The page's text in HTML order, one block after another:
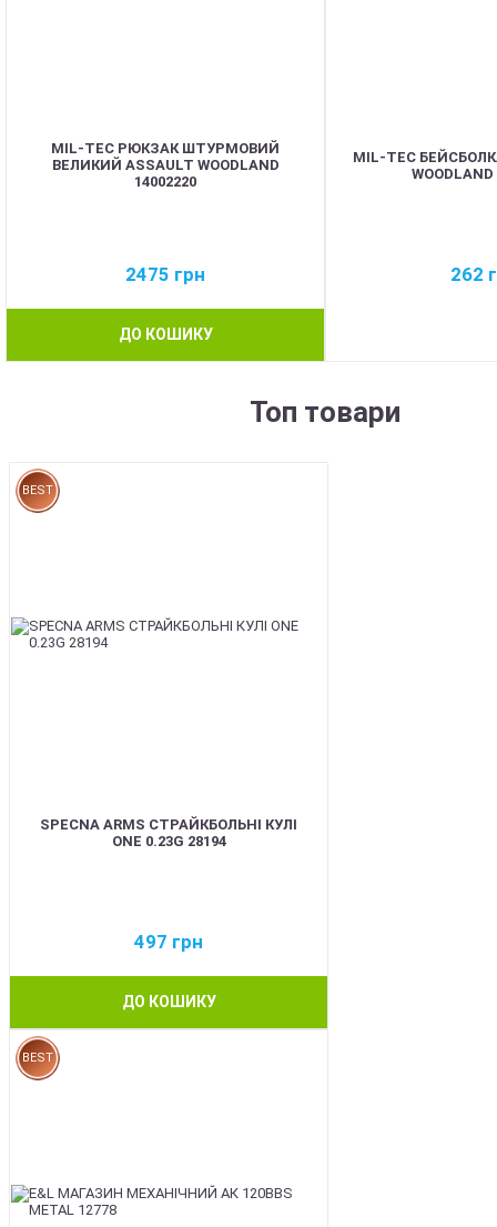
MIL-TEC РЮКЗАК ШТУРМОВИЙ
ВЕЛИКИЙ ASSAULT WOODLAND
14002220
2475 грн
ДО КОШИКУ
MIL-TEC
WOODLAND
262
Топ товари
BEST
SPECNA ARMS СТРАЙКБОЛЬНІ КУЛІ
ONE 0.23G 28194
497 грн
ДО КОШИКУ
BEST